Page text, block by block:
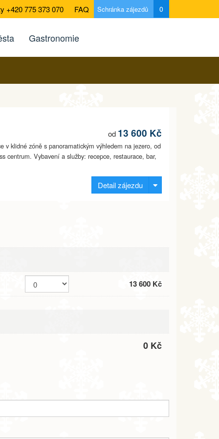
+420 775 373 070 FAQ Schránka zájezdů 0
Gastronomie
od 13 600 Kč
v klidné zóně s panoramatickým výhledem na jezero, od
centrum. Vybavení a služby: recepce, restaurace, bar,
Detail zájezdu
13 600 Kč
0 Kč